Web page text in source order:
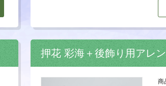
押花 彩海＋後飾り用アレ
商